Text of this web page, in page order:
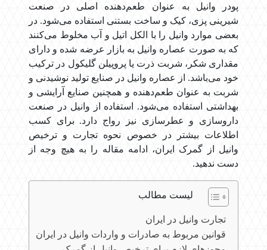
پودر وانیل به عنوان طعم‌دهنده اصلی در صنعت
شیرینی پزی، کیک و ساخت بستنی استفاده می‌شود. در
بعضی موارد وانیل را با الکل اتیل و آب مخلوط می‌کنند
که به صورت عصاره وانیل به بازار عرضه شده و دارای
مقداری شکر، شربت ذرت یا پروپیلن گلیکول در ترکیب
خود می‌باشد. از عصاره وانیل در صنایع تولید نوشیدنی و
شربت به عنوان طعم‌دهنده و همچنین صنایع آرایشی و
بهداشتی استفاده می‌شود. استفاده از وانیل در صنعت
داروسازی و عطرسازی نیز رواج دارد. برای کسب
اطلاعات بیشتر در خصوص نحوه تجارت و ترخیص
وانیل از گمرک ایران، ادامه مقاله را به هیچ وجه از
دست ندهید.
لیست مطالب
تجارت وانیل در ایران
قوانین مربوط به صادرات و واردات وانیل در ایران